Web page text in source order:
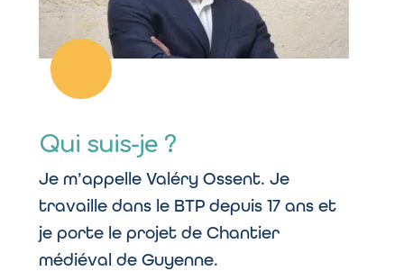
Qui suis-je ?
Je m’appelle Valéry Ossent. Je
travaille dans le BTP depuis 17 ans et
je porte le projet de Chantier
médiéval de Guyenne.